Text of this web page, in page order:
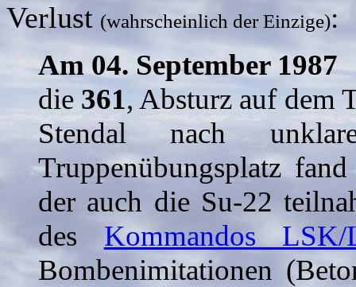
Verlust (wahrscheinlich der Einzige):
Am 04. September 1987
die 361, Absturz auf dem
Stendal nach
Truppenübungsplatz
der auch die Su-22
des Kommandos LSK/
Bombenimitationen